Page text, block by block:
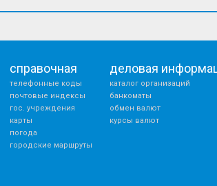
справочная
телефонные коды
почтовые индексы
гос. учреждения
карты
погода
городские маршруты
деловая
каталог организаций
банкоматы
обмен валют
курсы валют